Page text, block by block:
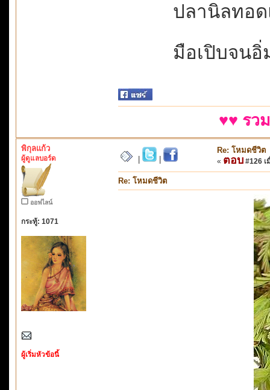
ปลานิลทอด
มือเปิบจนอิ่
♥♥ รว
พิกุลแก้ว
ผู้ดูแลบอร์ด
ออฟไลน์
กระทู้: 1071
ผู้เริ่มหัวข้อนี้
Re: โหมดชีวิต
« ตอบ #126 เ
Re: โหมดชีวิต